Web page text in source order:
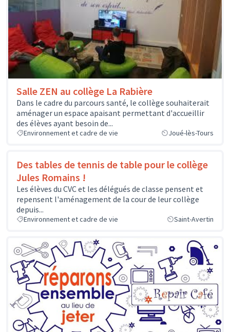
Salle ZEN au collège La Rabière
Dans le cadre du parcours santé, le collège souhaiterait
aménager un espace apaisant permettant d'accueillir
des élèves ayant besoin de...
Environnement et cadre de vie Joué-lès-Tours
Des tables de tennis de table pour le collège
Jules Romains !
Les élèves du CVC et les délégués de classe pensent et
repensent l'aménagement de la cour de leur collège
depuis...
Environnement et cadre de vie Saint-Avertin